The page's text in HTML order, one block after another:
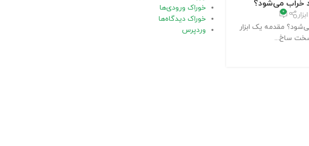
خراب می‌شود؟
0
مقدمه یک ابزار
سخت ساخ...
خوراک ورودی‌ها
خوراک دیدگاه‌ها
وردپرس